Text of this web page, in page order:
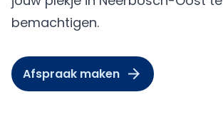
bemachtigen.
Afspraak maken